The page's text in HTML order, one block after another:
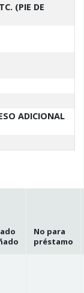
(PIE DE
ADICIONAL
No para
préstamo